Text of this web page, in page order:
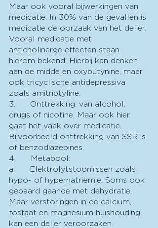
Maar ook vooral bijwerkingen van
medicatie. In 30% van de gevallen is
medicatie de oorzaak van het delier.
Vooral medicatie met
anticholinerge effecten staan
hierom bekend. Hierbij kan denken
aan de middelen oxybutynine, maar
ook tricyclische antidepressiva
zoals amitriptyline.
3.      Onttrekking: van alcohol,
drugs of nicotine. Maar ook hier
gaat het vaak over medicatie.
Bijvoorbeeld onttrekking van SSRI’s
of benzodiazepines.
4.      Metabool:
a.      Elektrolytstoornissen zoals
hypo- of hypernatriëmie. Soms ook
gepaard gaande met dehydratie.
Maar verstoringen in de calcium,
fosfaat en magnesium huishouding
kan een delier veroorzaken.